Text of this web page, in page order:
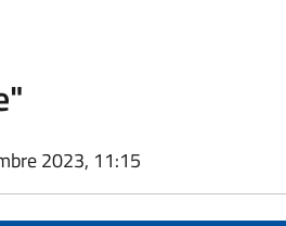
2023, 11:15